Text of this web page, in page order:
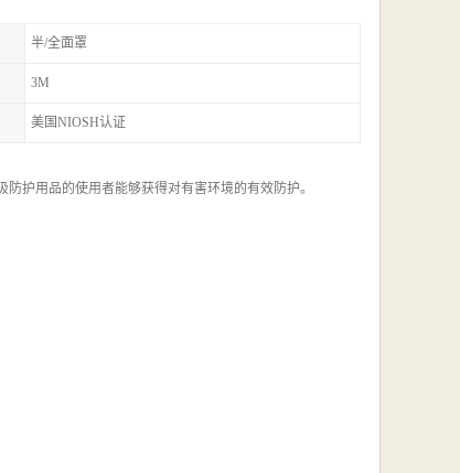
半/全面罩
3M
美国NIOSH认证
护用品的使用者能够获得对有害环境的有效防护。